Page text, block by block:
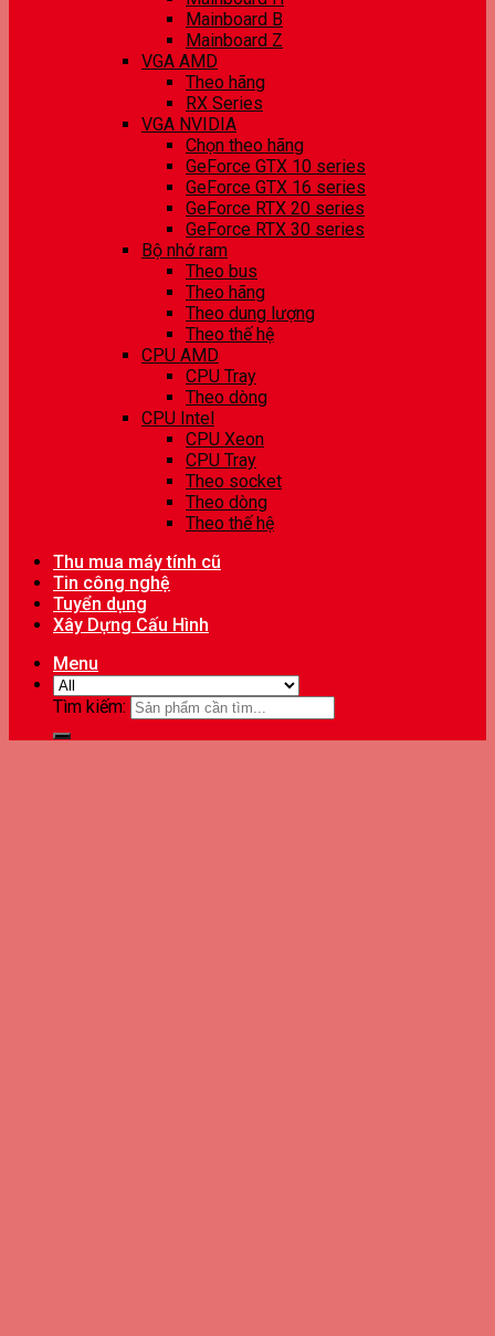
Mainboard B
Mainboard Z
VGA AMD
Theo hãng
RX Series
VGA NVIDIA
Chọn theo hãng
GeForce GTX 10 series
GeForce GTX 16 series
GeForce RTX 20 series
GeForce RTX 30 series
Bộ nhớ ram
Theo bus
Theo hãng
Theo dung lượng
Theo thế hệ
CPU AMD
CPU Tray
Theo dòng
CPU Intel
CPU Xeon
CPU Tray
Theo socket
Theo dòng
Theo thế hệ
Thu mua máy tính cũ
Tin công nghệ
Tuyển dụng
Xây Dựng Cấu Hình
Menu
Tìm kiếm: